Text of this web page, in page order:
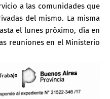
a las comunidades que
del mismo. La misma
el lunes próximo, día en
reuniones en el Ministerio